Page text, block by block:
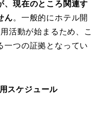
、現在のところ関連す
ん。一般的にホテル開
活動が始まるため、こ
一つの証拠となってい
スケジュール